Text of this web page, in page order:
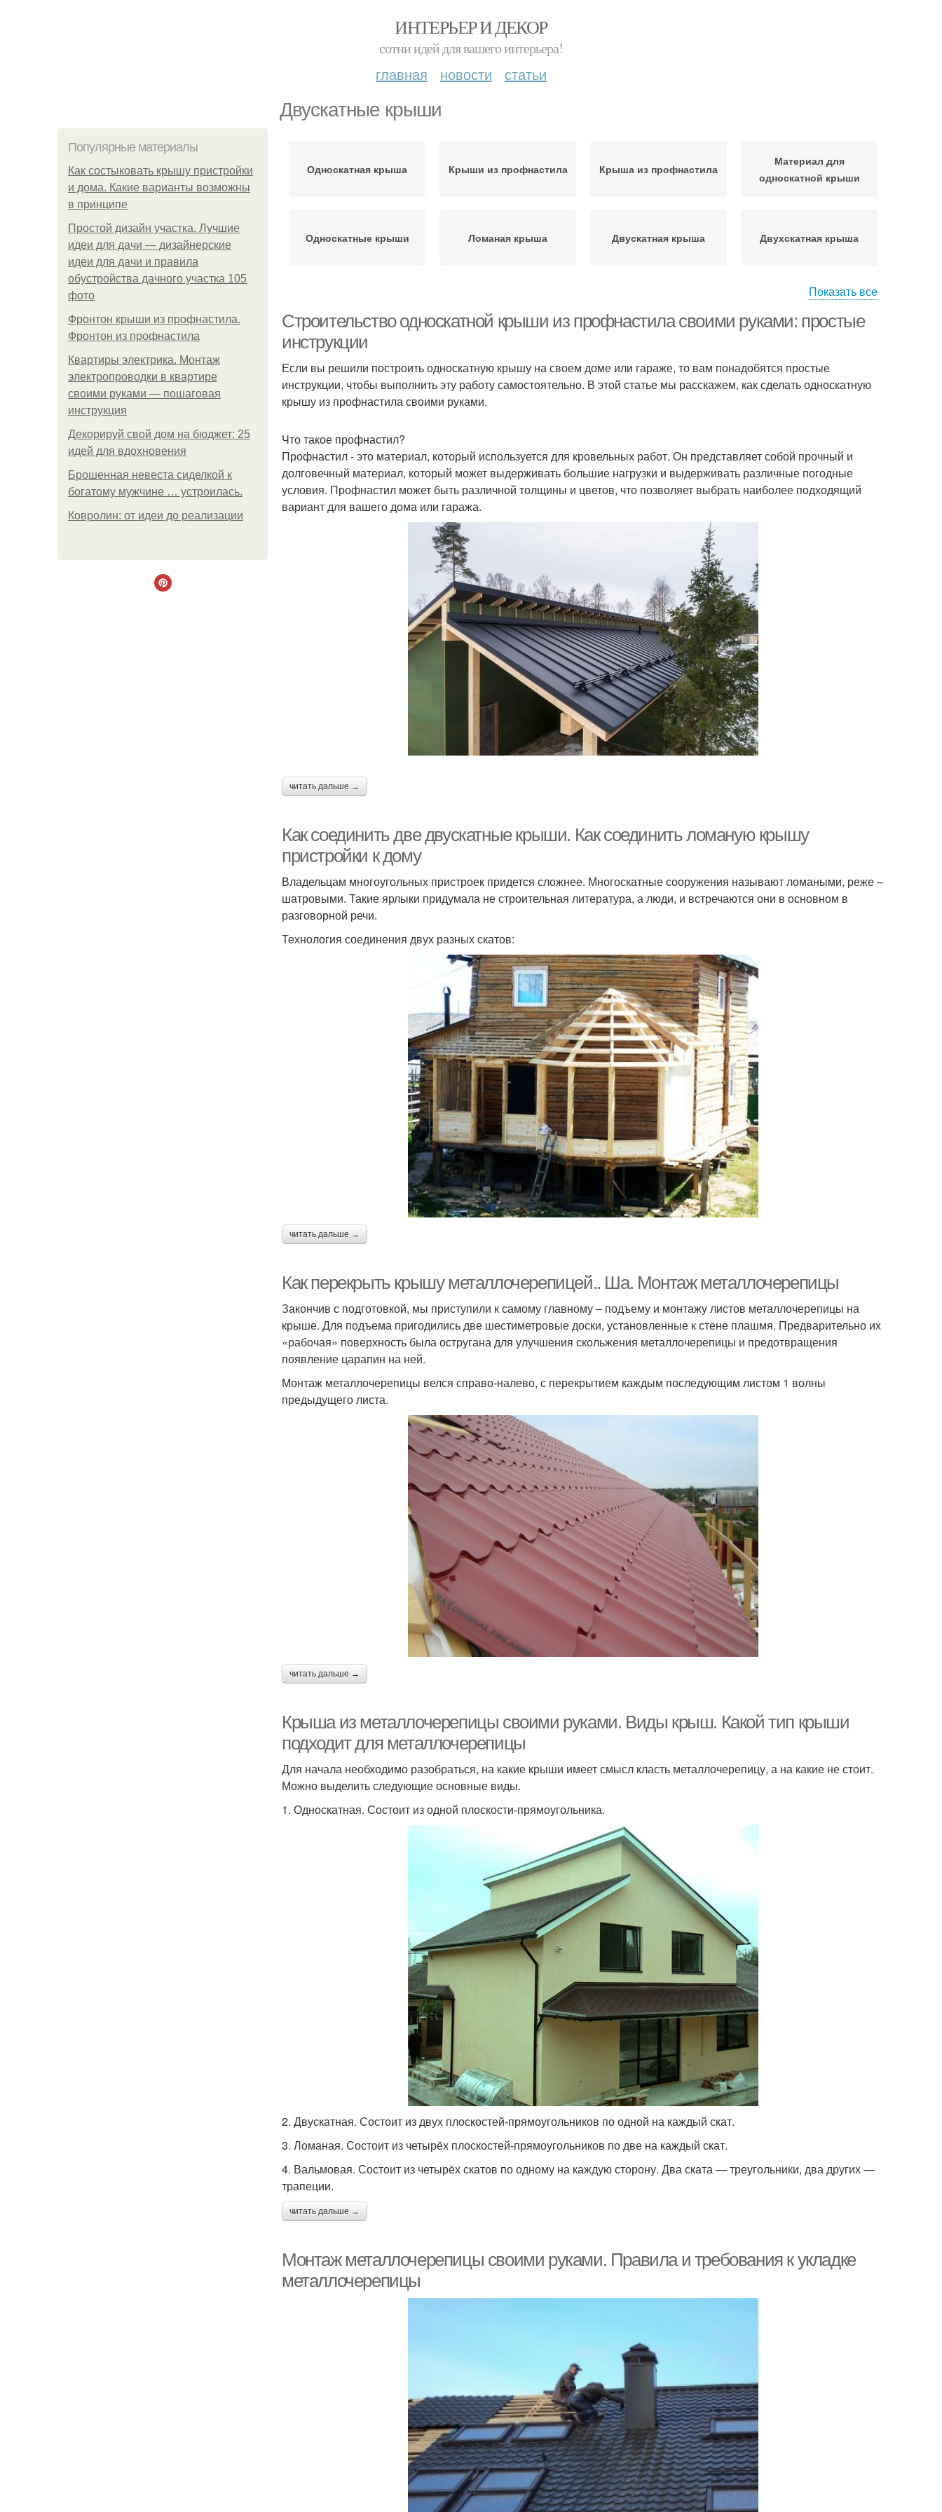
ИНТЕРЬЕР И ДЕКОР
сотни идей для вашего интерьера!
главная новости статьи
Двускатные крыши
Популярные материалы
Как состыковать крышу пристройки
и дома. Какие варианты возможны
в принципе
Простой дизайн участка. Лучшие
идеи для дачи — дизайнерские
идеи для дачи и правила
обустройства дачного участка 105
фото
Фронтон крыши из профнастила.
Фронтон из профнастила
Квартиры электрика. Монтаж
электропроводки в квартире
своими руками — пошаговая
инструкция
Декорируй свой дом на бюджет: 25
идей для вдохновения
Брошенная невеста сиделкой к
богатому мужчине … устроилась.
Ковролин: от идеи до реализации
Односкатная крыша Крыши из профнастила Крыша из профнастила
Материал для
односкатной крыши
Односкатные крыши Ломаная крыша Двускатная крыша Двухскатная крыша
Двускатные
конструкции
Металлочерепицы на
двускатной крыше
Крыша из
металлочерепицы
Металлочерепицы на
односкатную крышу
Металлочерепицы на
двухскатную крышу
выносом
Крыша на даче
металлочерепицы
Показать все
Строительство односкатной крыши из профнастила своими руками: простые
инструкции
Если вы решили построить односкатную крышу на своем доме или гараже, то вам понадобятся простые
инструкции, чтобы выполнить эту работу самостоятельно. В этой статье мы расскажем, как сделать односкатную
крышу из профнастила своими руками.
Что такое профнастил?
Профнастил - это материал, который используется для кровельных работ. Он представляет собой прочный и
долговечный материал, который может выдерживать большие нагрузки и выдерживать различные погодные
условия. Профнастил может быть различной толщины и цветов, что позволяет выбрать наиболее подходящий
вариант для вашего дома или гаража.
читать дальше →
Как соединить две двускатные крыши. Как соединить ломаную крышу
пристройки к дому
Владельцам многоугольных пристроек придется сложнее. Многоскатные сооружения называют ломаными, реже –
шатровыми. Такие ярлыки придумала не строительная литература, а люди, и встречаются они в основном в
разговорной речи.
Технология соединения двух разных скатов:
читать дальше →
Как перекрыть крышу металлочерепицей.. Ша. Монтаж металлочерепицы
Закончив с подготовкой, мы приступили к самому главному – подъему и монтажу листов металлочерепицы на
крыше. Для подъема пригодились две шестиметровые доски, установленные к стене плашмя. Предварительно их
«рабочая» поверхность была остругана для улучшения скольжения металлочерепицы и предотвращения
появление царапин на ней.
Монтаж металлочерепицы велся справо-налево, с перекрытием каждым последующим листом 1 волны
предыдущего листа.
читать дальше →
Крыша из металлочерепицы своими руками. Виды крыш. Какой тип крыши
подходит для металлочерепицы
Для начала необходимо разобраться, на какие крыши имеет смысл класть металлочерепицу, а на какие не стоит.
Можно выделить следующие основные виды.
1. Односкатная. Состоит из одной плоскости-прямоугольника.
2. Двускатная. Состоит из двух плоскостей-прямоугольников по одной на каждый скат.
3. Ломаная. Состоит из четырёх плоскостей-прямоугольников по две на каждый скат.
4. Вальмовая. Состоит из четырёх скатов по одному на каждую сторону. Два ската — треугольники, два других —
трапеции.
читать дальше →
Монтаж металлочерепицы своими руками. Правила и требования к укладке
металлочерепицы